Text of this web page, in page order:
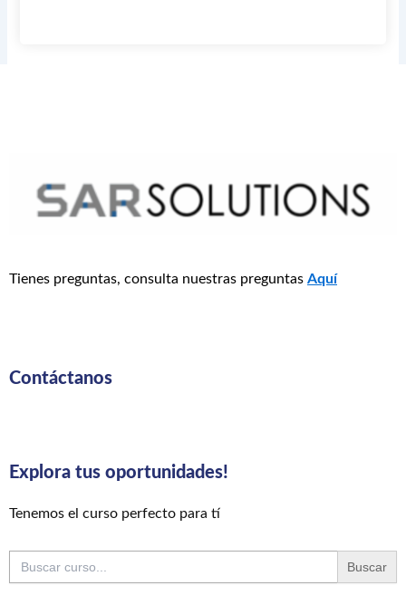
Tienes preguntas, consulta nuestras preguntas Aquí
Contáctanos
Explora tus oportunidades!
Tenemos el curso perfecto para tí
Buscar: